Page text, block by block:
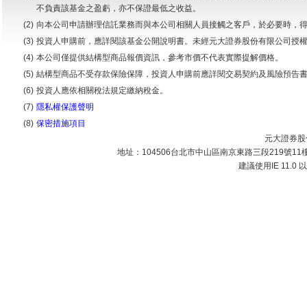
不負責該基金之盈虧，亦不保證最低之收益。
(2) 向本公司申請辦理信託業務而與本公司相關人員接觸之客戶，於必要時，
(3) 投資人申購前，應詳閱該基金公開說明書。未經元大證券股份有限公司授
(4) 本公司僅提供結構型商品報價資訊，參考市價不代表實際提解價格。
(5) 結構型商品不受存款保險保障，投資人申購前應詳閱交易契約及風險預告
(6) 投資人應依相關稅法規定繳納稅金。
(7) 隱私權保護聲明
(8) 保密措施項目
元大證券
地址：104506台北市中山區南京東路三段219號11
建議使用IE 11.0